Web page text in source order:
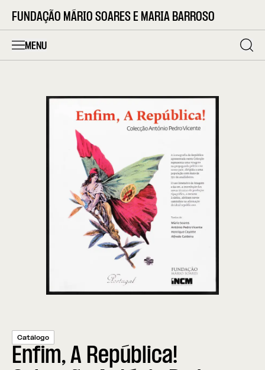
FUNDAÇÃO MÁRIO SOARES E MARIA BARROSO
MENU
Catálogo
Enfim, A República!